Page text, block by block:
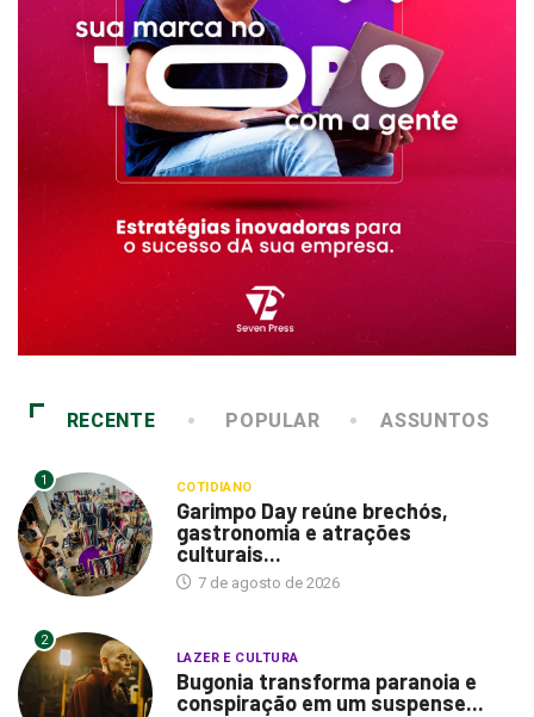
RECENTE POPULAR ASSUNTOS
1 COTIDIANO
Garimpo Day reúne brechós,
gastronomia e atrações
culturais...
7 de agosto de 2026
2
LAZER E CULTURA
Bugonia transforma paranoia e
conspiração em um suspense...